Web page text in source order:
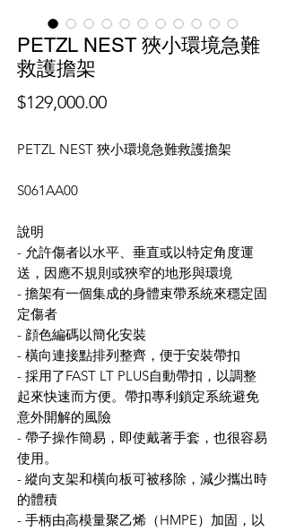
PETZL NEST 狹小環境急難
救護擔架
$129,000.00價
PETZL NEST 狹小環境急難救護擔架
S061AA00
說明
- 允許傷者以水平、垂直或以特定角度運
送，因應不規則或狹窄的地形與環境
- 擔架有一個集成的身體束帶系統來穩定固
定傷者
- 顔色編碼以簡化安裝
- 橫向連接點排列整齊，便于安裝帶扣
- 採用了FAST LT PLUS自動帶扣，以調整
起來快速而方便。帶扣專利鎖定系統避免
意外開解的風險
- 帶子操作簡易，即使戴著手套，也很容易
使用。
- 縱向支架和橫向板可被移除，減少攜出時
的體積
- 手柄由高模量聚乙烯（HMPE）加固，以